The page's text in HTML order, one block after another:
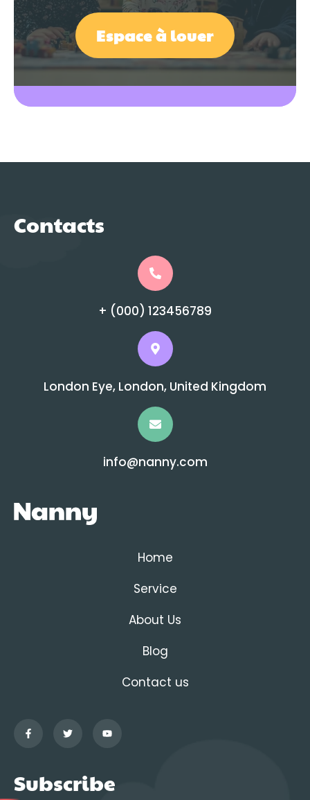
Espace à louer
Contacts
+ (000) 123456789
London Eye, London, United Kingdom
info@nanny.com
Home
Service
About Us
Blog
Contact us
Subscribe